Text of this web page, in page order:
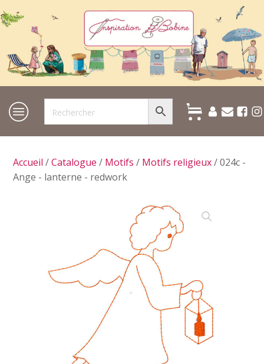
Accueil /Catalogue / Motifs / Motifs religieux/ 024c -
Ange - lanterne - redwork